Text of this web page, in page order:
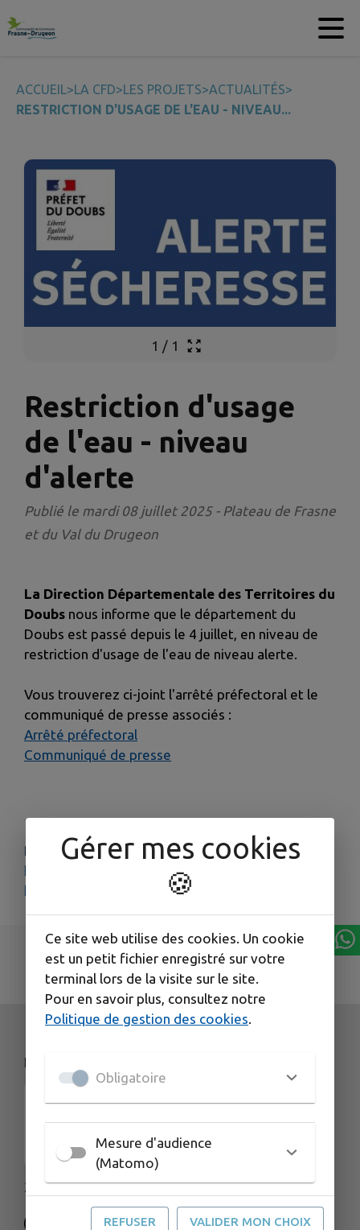
Contenu
ACCUEIL>LA CFD>LES PROJETS>ACTUALITÉS>
RESTRICTION D'USAGE DE L'EAU - NIVEAU...
1 / 1
Restriction d'usage
de l'eau - niveau
d'alerte
Publié le mardi 08 juillet 2025 - Plateau de Frasne
et du Val du Drugeon
La Direction Départementale des Territoires du
Doubs nous informe que le département du
Doubs est passé depuis le 4 juillet, en niveau de
restriction d'usage de l'eau de niveau alerte.
Vous trouverez ci-joint l'arrêté préfectoral et le
communiqué de presse associés :
Arrêté préfectoral
Communiqué de presse
PLUS D'INFORMATIONS
NOS COORDONNÉES
3 rue de la Gare - 25560 FRASNE
Gérer mes cookies
🍪
Ce site web utilise des cookies. Un cookie
est un petit fichier enregistré sur votre
terminal lors de la visite sur le site.
Pour en savoir plus, consultez notre
Politique de gestion des cookies
Obligatoire
Mesure d'audience
(Matomo)
REFUSER VALIDER MON CHOIX